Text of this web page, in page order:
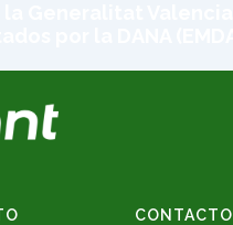
CONTACTO